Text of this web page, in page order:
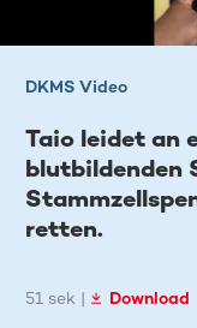
DKMS Video
Taio leidet an
blutbildenden
retten.
51 sek | Download